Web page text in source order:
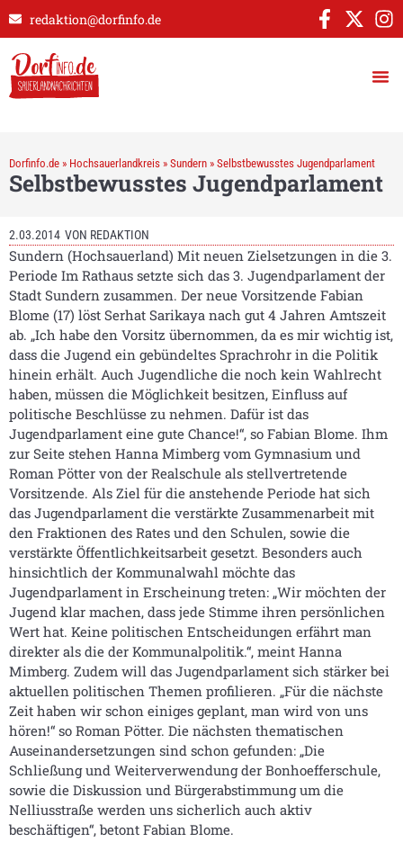
redaktion@dorfinfo.de
Dorfinfo.de » Hochsauerlandkreis » Sundern » Selbstbewusstes Jugendparlament
Selbstbewusstes Jugendparlament
2.03.2014 VON REDAKTION
Sundern (Hochsauerland) Mit neuen Zielsetzungen in die 3.
Periode Im Rathaus setzte sich das 3. Jugendparlament der
Stadt Sundern zusammen. Der neue Vorsitzende Fabian
Blome (17) löst Serhat Sarikaya nach gut 4 Jahren Amtszeit
ab. „Ich habe den Vorsitz übernommen, da es mir wichtig ist,
dass die Jugend ein gebündeltes Sprachrohr in die Politik
hinein erhält. Auch Jugendliche die noch kein Wahlrecht
haben, müssen die Möglichkeit besitzen, Einfluss auf
politische Beschlüsse zu nehmen. Dafür ist das
Jugendparlament eine gute Chance!“, so Fabian Blome. Ihm
zur Seite stehen Hanna Mimberg vom Gymnasium und
Roman Pötter von der Realschule als stellvertretende
Vorsitzende. Als Ziel für die anstehende Periode hat sich
das Jugendparlament die verstärkte Zusammenarbeit mit
den Fraktionen des Rates und den Schulen, sowie die
verstärkte Öffentlichkeitsarbeit gesetzt. Besonders auch
hinsichtlich der Kommunalwahl möchte das
Jugendparlament in Erscheinung treten: „Wir möchten der
Jugend klar machen, dass jede Stimme ihren persönlichen
Wert hat. Keine politischen Entscheidungen erfährt man
direkter als die der Kommunalpolitik.“, meint Hanna
Mimberg. Zudem will das Jugendparlament sich stärker bei
aktuellen politischen Themen profilieren. „Für die nächste
Zeit haben wir schon einiges geplant, man wird von uns
hören!“ so Roman Pötter. Die nächsten thematischen
Auseinandersetzungen sind schon gefunden: „Die
Schließung und Weiterverwendung der Bonhoefferschule,
sowie die Diskussion und Bürgerabstimmung um die
Nelliusstraße werden uns sicherlich auch aktiv
beschäftigen“, betont Fabian Blome.